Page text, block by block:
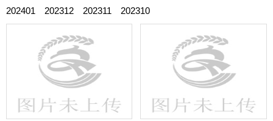
202401
202312 202311 202310